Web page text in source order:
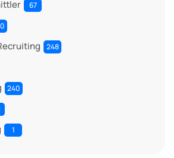
67
248
240
1